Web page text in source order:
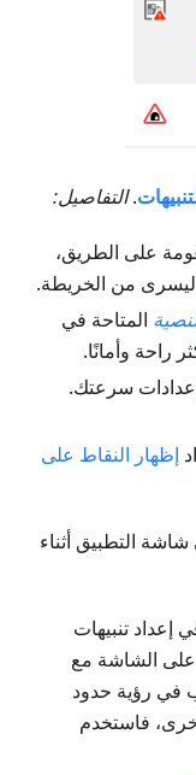
.التفاصيل:
على الطريق،
من الخريطة.
المتاحة في
سرعتك.
إظهار النقاط على
شاشة التطبيق أثناء
إعداد تنبيهات
الشاشة مع
في رؤية حدود
فاستخدم